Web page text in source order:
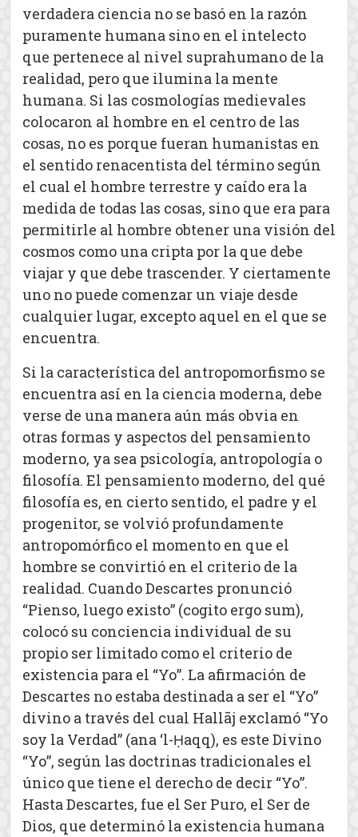
verdadera ciencia no se basó en la razón
puramente humana sino en el intelecto
que pertenece al nivel suprahumano de la
realidad, pero que ilumina la mente
humana. Si las cosmologías medievales
colocaron al hombre en el centro de las
cosas, no es porque fueran humanistas en
el sentido renacentista del término según
el cual el hombre terrestre y caído era la
medida de todas las cosas, sino que era para
permitirle al hombre obtener una visión del
cosmos como una cripta por la que debe
viajar y que debe trascender. Y ciertamente
uno no puede comenzar un viaje desde
cualquier lugar, excepto aquel en el que se
encuentra.
Si la característica del antropomorfismo se
encuentra así en la ciencia moderna, debe
verse de una manera aún más obvia en
otras formas y aspectos del pensamiento
moderno, ya sea psicología, antropología o
filosofía. El pensamiento moderno, del qué
filosofía es, en cierto sentido, el padre y el
progenitor, se volvió profundamente
antropomórfico el momento en que el
hombre se convirtió en el criterio de la
realidad. Cuando Descartes pronunció
“Pienso, luego existo” (cogito ergo sum),
colocó su conciencia individual de su
propio ser limitado como el criterio de
existencia para el “Yo”. La afirmación de
Descartes no estaba destinada a ser el “Yo”
divino a través del cual Hallāj exclamó “Yo
soy la Verdad” (ana ‘l-Ḥaqq), es este Divino
“Yo”, según las doctrinas tradicionales el
único que tiene el derecho de decir “Yo”.
Hasta Descartes, fue el Ser Puro, el Ser de
Dios, que determinó la existencia humana